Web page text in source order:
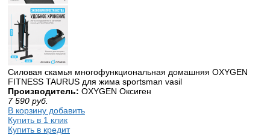
Силовая скамья многофункциональная домашняя OXYGEN
FITNESS TAURUS для жима sportsman vasil
Производитель: OXYGEN Оксиген
7 590 руб.
В корзину добавить
Купить в 1 клик
Купить в кредит